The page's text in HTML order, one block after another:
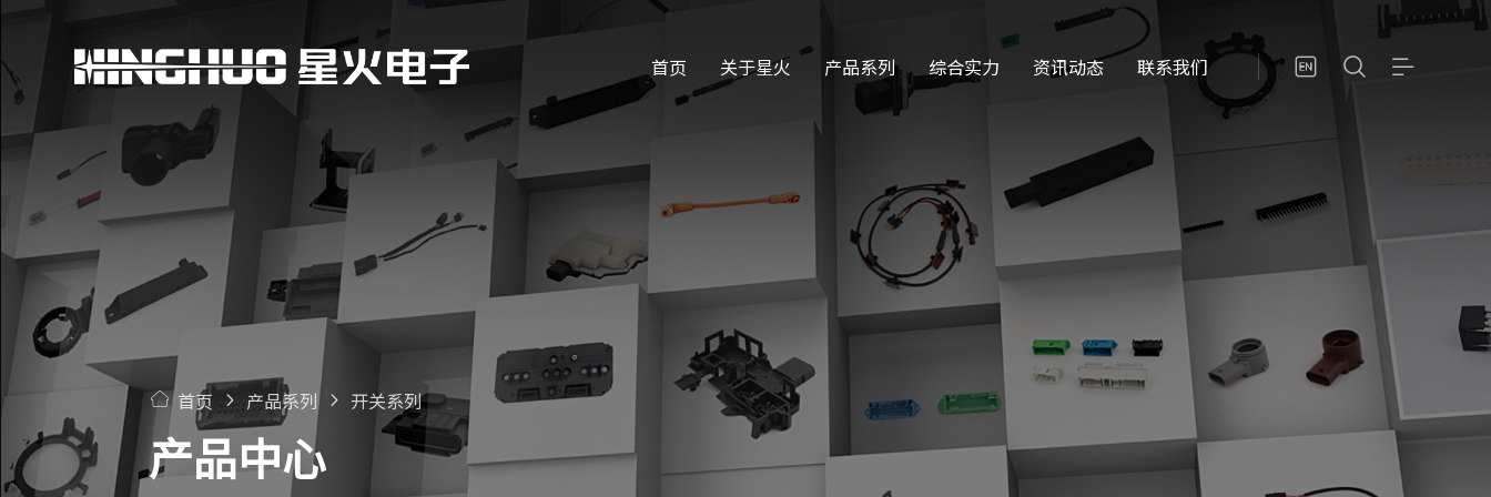
首页 关于星火 产品系列 综合实力 资讯动态 联系我们
首页 产品系列 开关系列
产品中心